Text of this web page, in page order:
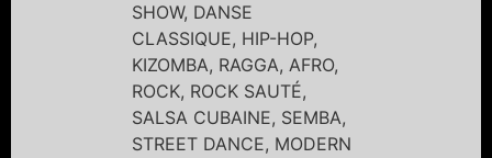
SHOW, DANSE
CLASSIQUE, HIP-HOP,
KIZOMBA, RAGGA, AFRO,
ROCK, ROCK SAUTÉ,
SALSA CUBAINE, SEMBA,
STREET DANCE, MODERN